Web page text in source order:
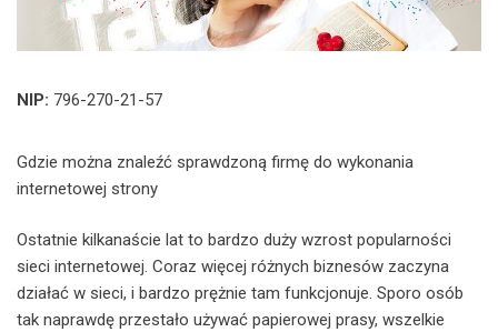
NIP: 796-270-21-57
Gdzie można znaleźć sprawdzoną firmę do wykonania
internetowej strony
Ostatnie kilkanaście lat to bardzo duży wzrost popularności
sieci internetowej. Coraz więcej różnych biznesów zaczyna
działać w sieci, i bardzo prężnie tam funkcjonuje. Sporo osób
tak naprawdę przestało używać papierowej prasy, wszelkie